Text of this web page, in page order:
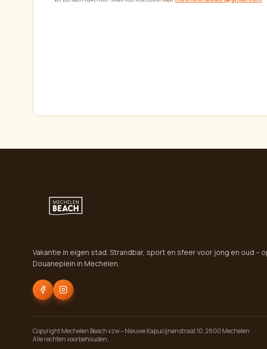
Vakantie in eigen stad. Strandbar, sport en sfeer voor jong en oud –
Douaneplein in Mechelen.
CopyrightMechelen Beach vzw–Nieuwe Kapucijnenstraat 10,2800 Mechelen
Alle rechten voorbehouden.